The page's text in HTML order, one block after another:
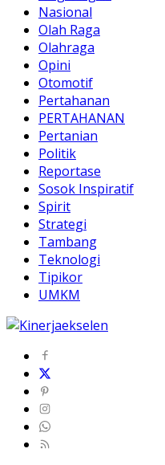
Nasional
Olah Raga
Olahraga
Opini
Otomotif
Pertahanan
PERTAHANAN
Pertanian
Politik
Reportase
Sosok Inspiratif
Spirit
Strategi
Tambang
Teknologi
Tipikor
UMKM